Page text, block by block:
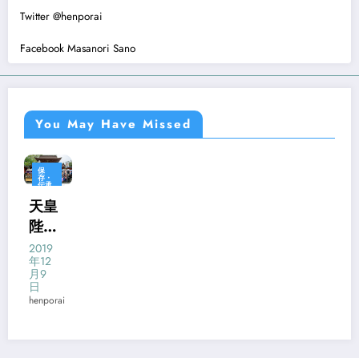
Twitter @henporai
Facebook Masanori Sano
You May Have Missed
保
存・
伝承
富士
宮
未分
類
祭り
天皇
陛下
御即
位奉
祝の
集い
2019
年12
月9
日
henporai